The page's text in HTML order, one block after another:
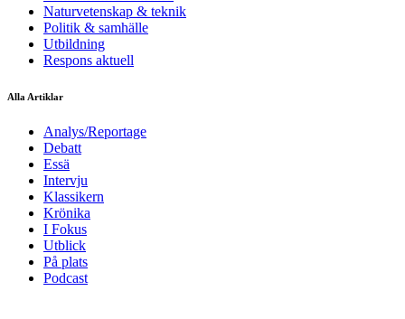
Naturvetenskap & teknik
Politik & samhälle
Utbildning
Respons aktuell
Alla Artiklar
Analys/Reportage
Debatt
Essä
Intervju
Klassikern
Krönika
I Fokus
Utblick
På plats
Podcast